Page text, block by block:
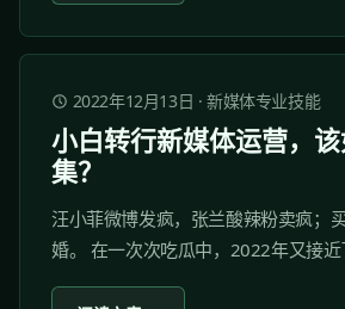
2022年12月13日 ·新媒体专业技能
小白转行新媒体运营，
集？
汪小菲微博发疯，张兰酸辣粉卖疯；
婚。 在一次次吃瓜中，2022年又接